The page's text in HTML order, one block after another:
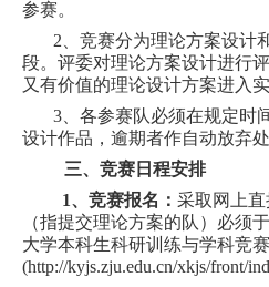
参赛。
2 、竞赛分为理论方案设计
段。评委对理论方案设计进行
又有价值的理论设计方案进入
3 、各参赛队必须在规定时
设计作品，逾期者作自动放弃处
三、竞赛日程安排
1、竞赛报名： 采取网上
（指提交理论方案的队） 必须
大学本科生科研训练与学科竞
(http://kyjs.zju.edu.cn/xkjs/front/